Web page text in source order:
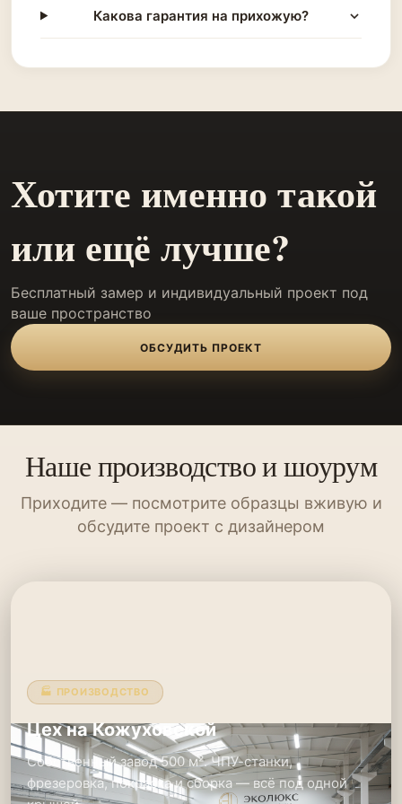
Какова гарантия на прихожую?
Хотите именно такой
или ещё лучше?
Бесплатный замер и индивидуальный проект под
ваше пространство
ОБСУДИТЬ ПРОЕКТ
Наше производство и шоурум
Приходите — посмотрите образцы вживую и
обсудите проект с дизайнером
🏭 ПРОИЗВОДСТВО
Цех на Кожуховской
Собственный завод 500 м². ЧПУ-станки,
фрезеровка, покраска и сборка — всё под одной